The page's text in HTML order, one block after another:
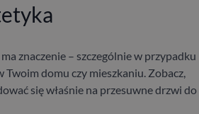
znaczenie – szczególnie w przypadku
domu czy mieszkaniu. Zobacz,
się właśnie na przesuwne drzwi do